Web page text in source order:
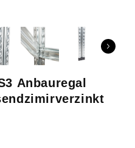
Anbauregal